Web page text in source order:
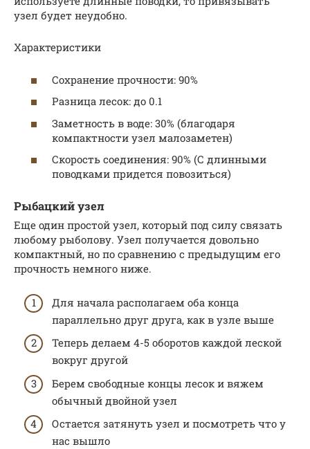
узел будет неудобно.
Характеристики
Сохранение прочности: 90%
Разница лесок: до 0.1
Заметность в воде: 30% (благодаря
компактности узел малозаметен)
Скорость соединения: 90% (С длинными
поводками придется повозиться)
Рыбацкий узел
Еще один простой узел, который под силу связать
любому рыболову. Узел получается довольно
компактный, но по сравнению с предыдущим его
прочность немного ниже.
Для начала располагаем оба конца
параллельно друг друга, как в узле выше
Теперь делаем 4-5 оборотов каждой леской
вокруг другой
Берем свободные концы лесок и вяжем
обычный двойной узел
Остается затянуть узел и посмотреть что у
нас вышло